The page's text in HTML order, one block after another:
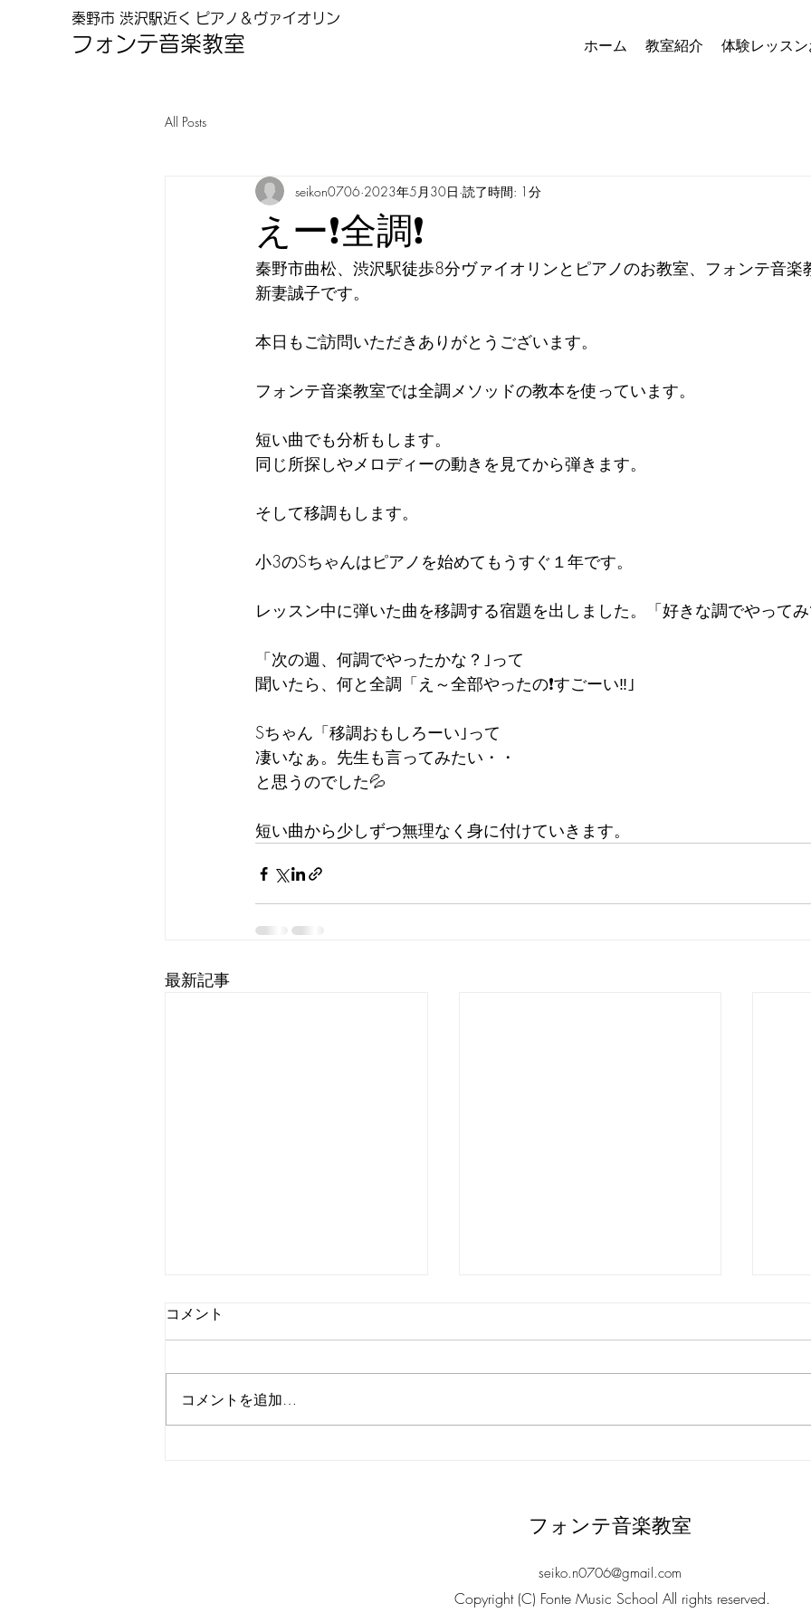
秦野市 渋沢駅近く ピアノ＆ヴァイオリン
フォンテ音楽教室 ホーム 教室紹介 体験レッス
All Posts
えー❗️全調❗️
seikon0706 2023年5月30日 読了時間: 1分
秦野市曲松、渋沢駅徒歩8分ヴァイオリンとピアノのお教室、フォンテ音楽
新妻誠子です。
本日もご訪問いただきありがとうございます。
フォンテ音楽教室では全調メソッドの教本を使っています。
短い曲でも分析もします。
同じ所探しやメロディーの動きを見てから弾きます。
そして移調もします。
小3のSちゃんはピアノを始めてもうすぐ１年です。
レッスン中に弾いた曲を移調する宿題を出しました。「好きな調でやって
「次の週、何調でやったかな？｣って
聞いたら、何と全調「え～全部やったの❗️すごーい‼️｣
Sちゃん「移調おもしろーい｣って
凄いなぁ。先生も言ってみたい・・
と思うのでした💦
短い曲から少しずつ無理なく身に付けていきます。
最新記事
うさぎのいっちゃん
いつもブログをお読みいただきあ
松、渋沢駅から徒歩8分、ヴァイ
オリンとピアノの教室、フォンテ
音楽教室、新妻です。 ピアノ教
メッセージ 発
コメント
コメントを追加…
フォンテ音楽教室
seiko.n0706@gmail.com
Copyright (C) Fonte Music School All rights reserved.